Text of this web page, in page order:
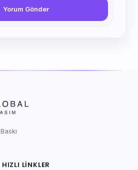
Yorum Gönder
HIZLI LINKLER